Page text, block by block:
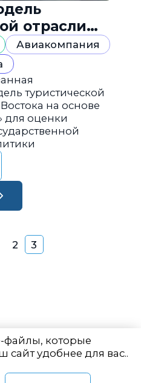
отрасли
Авиакомпания
туристической
на основе
для оценки
по
2 3
файлы, которые
сайт удобнее для вас..